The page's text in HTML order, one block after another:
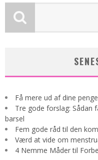
Få mere ud af dine
Tre gode forslag: Sådan
barsel
Fem gode råd til den
Værd at vide om
4 Nemme Måder til